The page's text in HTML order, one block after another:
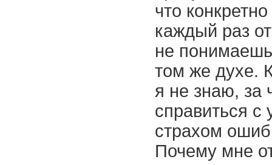
что
каждый раз
не
том же духе.
я не знаю, за
справиться
страхом
Почему мне